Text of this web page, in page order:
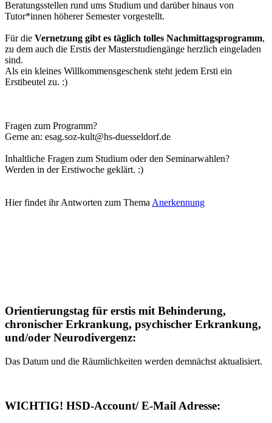
Beratungsstellen rund ums Studium und darüber hinaus von
Tutor*innen höherer Semester vorgestellt.
Für die Vernetzung gibt es täglich tolles Nachmittagsprogramm,
zu dem auch die Erstis der Masterstudiengänge herzlich eingeladen
sind.
Als ein kleines Willkommensgeschenk steht jedem Ersti ein
Erstibeutel zu. :)
Fragen zum Programm?
Gerne an: esag.soz-kult@hs-duesseldorf.de
Inhaltliche Fragen zum Studium oder den Seminarwahlen?
Werden in der Erstiwoche geklärt. :)​​​
Hier findet ihr Antworten zum Thema Anerkennung​
Orientierungstag für erstis mit Behinderung,
chronischer Erkrankung, psychischer Erkrankung,
und/oder Neurodivergenz:
Das Datum und die Räumlichkeiten werden demnächst aktualisiert.
WICHTIG! HSD-Account/ E-Mail Adresse: